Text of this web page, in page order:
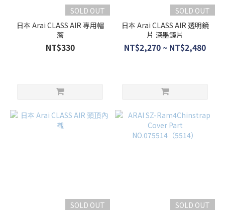
SOLD OUT
日本 Arai CLASS AIR 專用帽
簷
NT$330
SOLD OUT
日本 Arai CLASS AIR 透明鏡
片 深墨鏡片
NT$2,270 ~ NT$2,480
SOLD OUT
SOLD OUT